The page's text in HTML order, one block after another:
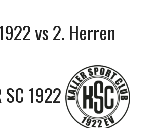
vs 2. Herren
SC 1922